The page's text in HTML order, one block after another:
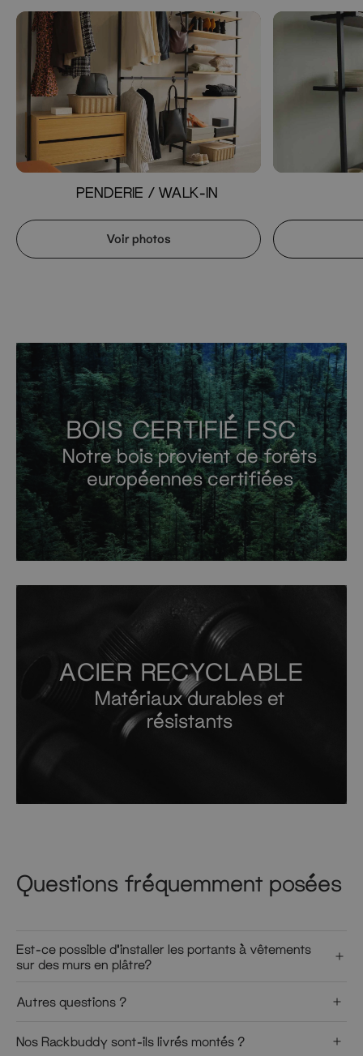
PENDERIE / WALK-IN
Voir photos
BOIS CERTIFIÉ FSC
Notre bois provient de forêts
européennes certifiées
ACIER RECYCLABLE
Matériaux durables et
résistants
Questions fréquemment posées
Est-ce possible d’installer les portants à vêtements
sur des murs en plâtre?
Autres questions ?
Nos Rackbuddy sont-ils livrés montés ?